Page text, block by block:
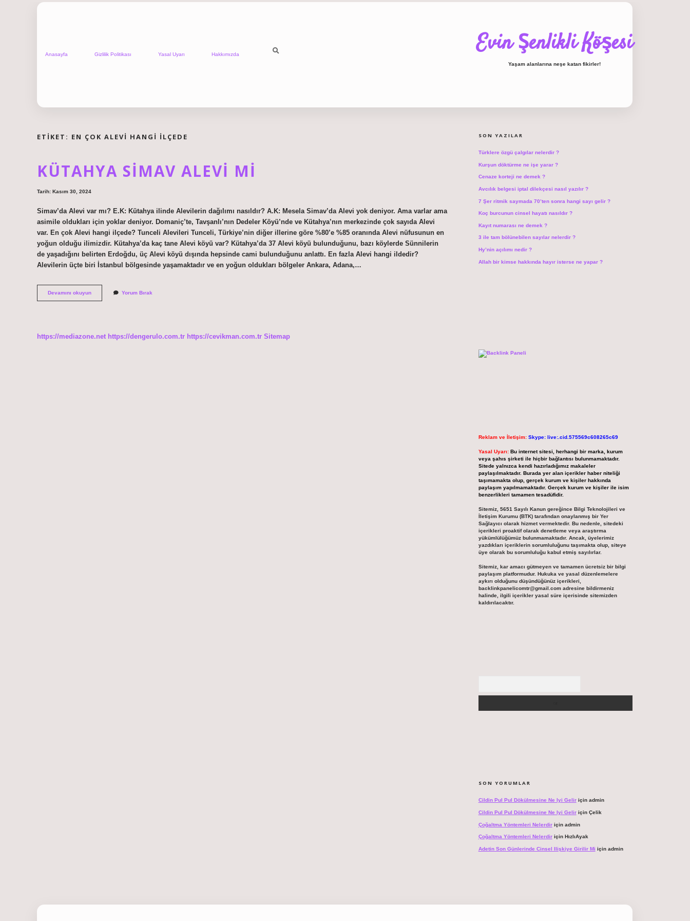
Anasayfa Gizlilik Politikası Yasal Uyarı Hakkımızda Evin Şenlikli Köşesi
Yaşam alanlarına neşe katan fikirler!
ETIKET: EN ÇOK ALEVI HANGI ILÇEDE
KÜTAHYA SIMAV ALEVI MI
Tarih: Kasım 30, 2024
Simav’da Alevi var mı? E.K: Kütahya ilinde Alevilerin dağılımı nasıldır? A.K: Mesela Simav’da Alevi yok deniyor. Ama varlar ama
asimile oldukları için yoklar deniyor. Domaniç’te, Tavşanlı’nın Dedeler Köyü’nde ve Kütahya’nın merkezinde çok sayıda Alevi
var. En çok Alevi hangi ilçede? Tunceli Alevileri Tunceli, Türkiye’nin diğer illerine göre %80’e %85 oranında Alevi nüfusunun en
yoğun olduğu ilimizdir. Kütahya’da kaç tane Alevi köyü var? Kütahya’da 37 Alevi köyü bulunduğunu, bazı köylerde Sünnilerin
de yaşadığını belirten Erdoğdu, üç Alevi köyü dışında hepsinde cami bulunduğunu anlattı. En fazla Alevi hangi ildedir?
Alevilerin üçte biri İstanbul bölgesinde yaşamaktadır ve en yoğun oldukları bölgeler Ankara, Adana,…
Devamını okuyunKütahya
Simav
Yorum Bırak
https://mediazone.net https://dengerulo.com.tr https://cevikman.com.tr Sitemap
SON YAZILAR
Türklere özgü çalgılar nelerdir ?
Kurşun döktürme ne işe yarar ?
Cenaze korteji ne demek ?
Avcılık belgesi iptal dilekçesi nasıl yazılır ?
7 Şer ritmik saymada 70’ten sonra hangi sayı gelir ?
Koç burcunun cinsel hayatı nasıldır ?
Kayıt numarası ne demek ?
3 ile tam bölünebilen sayılar nelerdir ?
Hy’nin açılımı nedir ?
Allah bir kimse hakkında hayır isterse ne yapar ?
Reklam ve İletişim: Skype: live:.cid.575569c608265c69
Yasal Uyarı: Bu internet sitesi, herhangi bir marka, kurum
veya şahıs şirketi ile hiçbir bağlantısı bulunmamaktadır.
Sitede yalnızca kendi hazırladığımız makaleler
paylaşılmaktadır. Burada yer alan içerikler haber niteliği
taşımamakta olup, gerçek kurum ve kişiler hakkında
paylaşım yapılmamaktadır. Gerçek kurum ve kişiler ile isim
benzerlikleri tamamen tesadüfidir.
Sitemiz, 5651 Sayılı Kanun gereğince Bilgi Teknolojileri ve
İletişim Kurumu (BTK) tarafından onaylanmış bir Yer
Sağlayıcı olarak hizmet vermektedir. Bu nedenle, sitedeki
içerikleri proaktif olarak denetleme veya araştırma
yükümlülüğümüz bulunmamaktadır. Ancak, üyelerimiz
yazdıkları içeriklerin sorumluluğunu taşımakta olup, siteye
üye olarak bu sorumluluğu kabul etmiş sayılırlar.
Sitemiz, kar amacı gütmeyen ve tamamen ücretsiz bir bilgi
paylaşım platformudur. Hukuka ve yasal düzenlemelere
aykırı olduğunu düşündüğünüz içerikleri,
backlinkpanelicomtr@gmail.comadresine bildirmeniz
halinde, ilgili içerikler yasal süre içerisinde sitemizden
kaldırılacaktır.
SON YORUMLAR
Cildin Pul Pul Dökülmesine Ne Iyi Geliriçin admin
Cildin Pul Pul Dökülmesine Ne Iyi Geliriçin Çelik
Çoğaltma Yöntemleri Nelerdiriçin admin
Çoğaltma Yöntemleri Nelerdiriçin HızlıAyak
Adetin Son Günlerinde Cinsel Ilişkiye Girilir Mi için admin